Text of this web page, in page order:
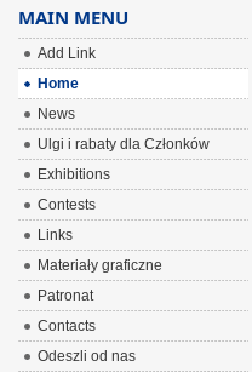
MAIN MENU
Add Link
Home
News
Ulgi i rabaty dla Członków
Exhibitions
Contests
Links
Materiały graficzne
Patronat
Contacts
Odeszli od nas